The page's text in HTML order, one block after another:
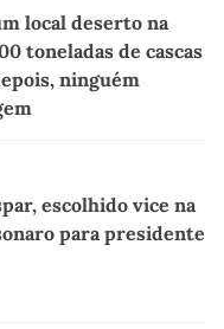
local deserto na
toneladas de cascas
ninguém
escolhido vice na
para presidente